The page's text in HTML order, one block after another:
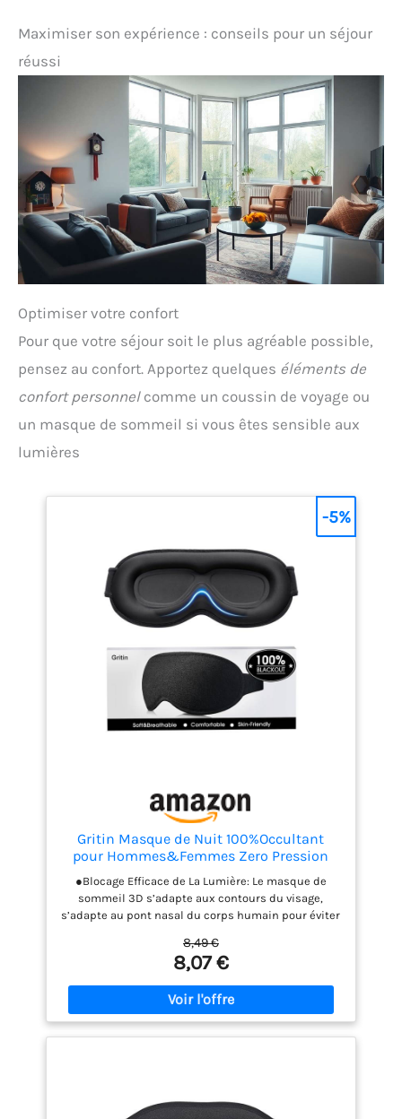
Maximiser son expérience : conseils pour un séjour
réussi
Optimiser votre confort
Pour que votre séjour soit le plus agréable possible,
pensez au confort. Apportez quelques éléments de
confort personnelcomme un coussin de voyage ou
un masque de sommeil si vous êtes sensible aux
lumières
Gritin Masque de Nuit 100%Occultant
pour Hommes&Femmes Zero Pression
●Blocage Efficace de La Lumière: Le masque de
sommeil 3D s’adapte aux contours du visage,
s’adapte au pont nasal du corps humain pour éviter
l’orbite intégrée en 3D n’exerce pas de pression sur
les yeux, ce qui le rend confortable et libre. ●Doux
et Confortable pour Dormir: Nous utilisons des
tissus doux de haute qualité qui sont agréables au
toucher et favorisent une expérience de sommeil
confortable et relaxante. ●Elastique Ajustable: Le
tête pendant le sommeil sans bouger, assurant un
8,49 €
8,07 €
-5%